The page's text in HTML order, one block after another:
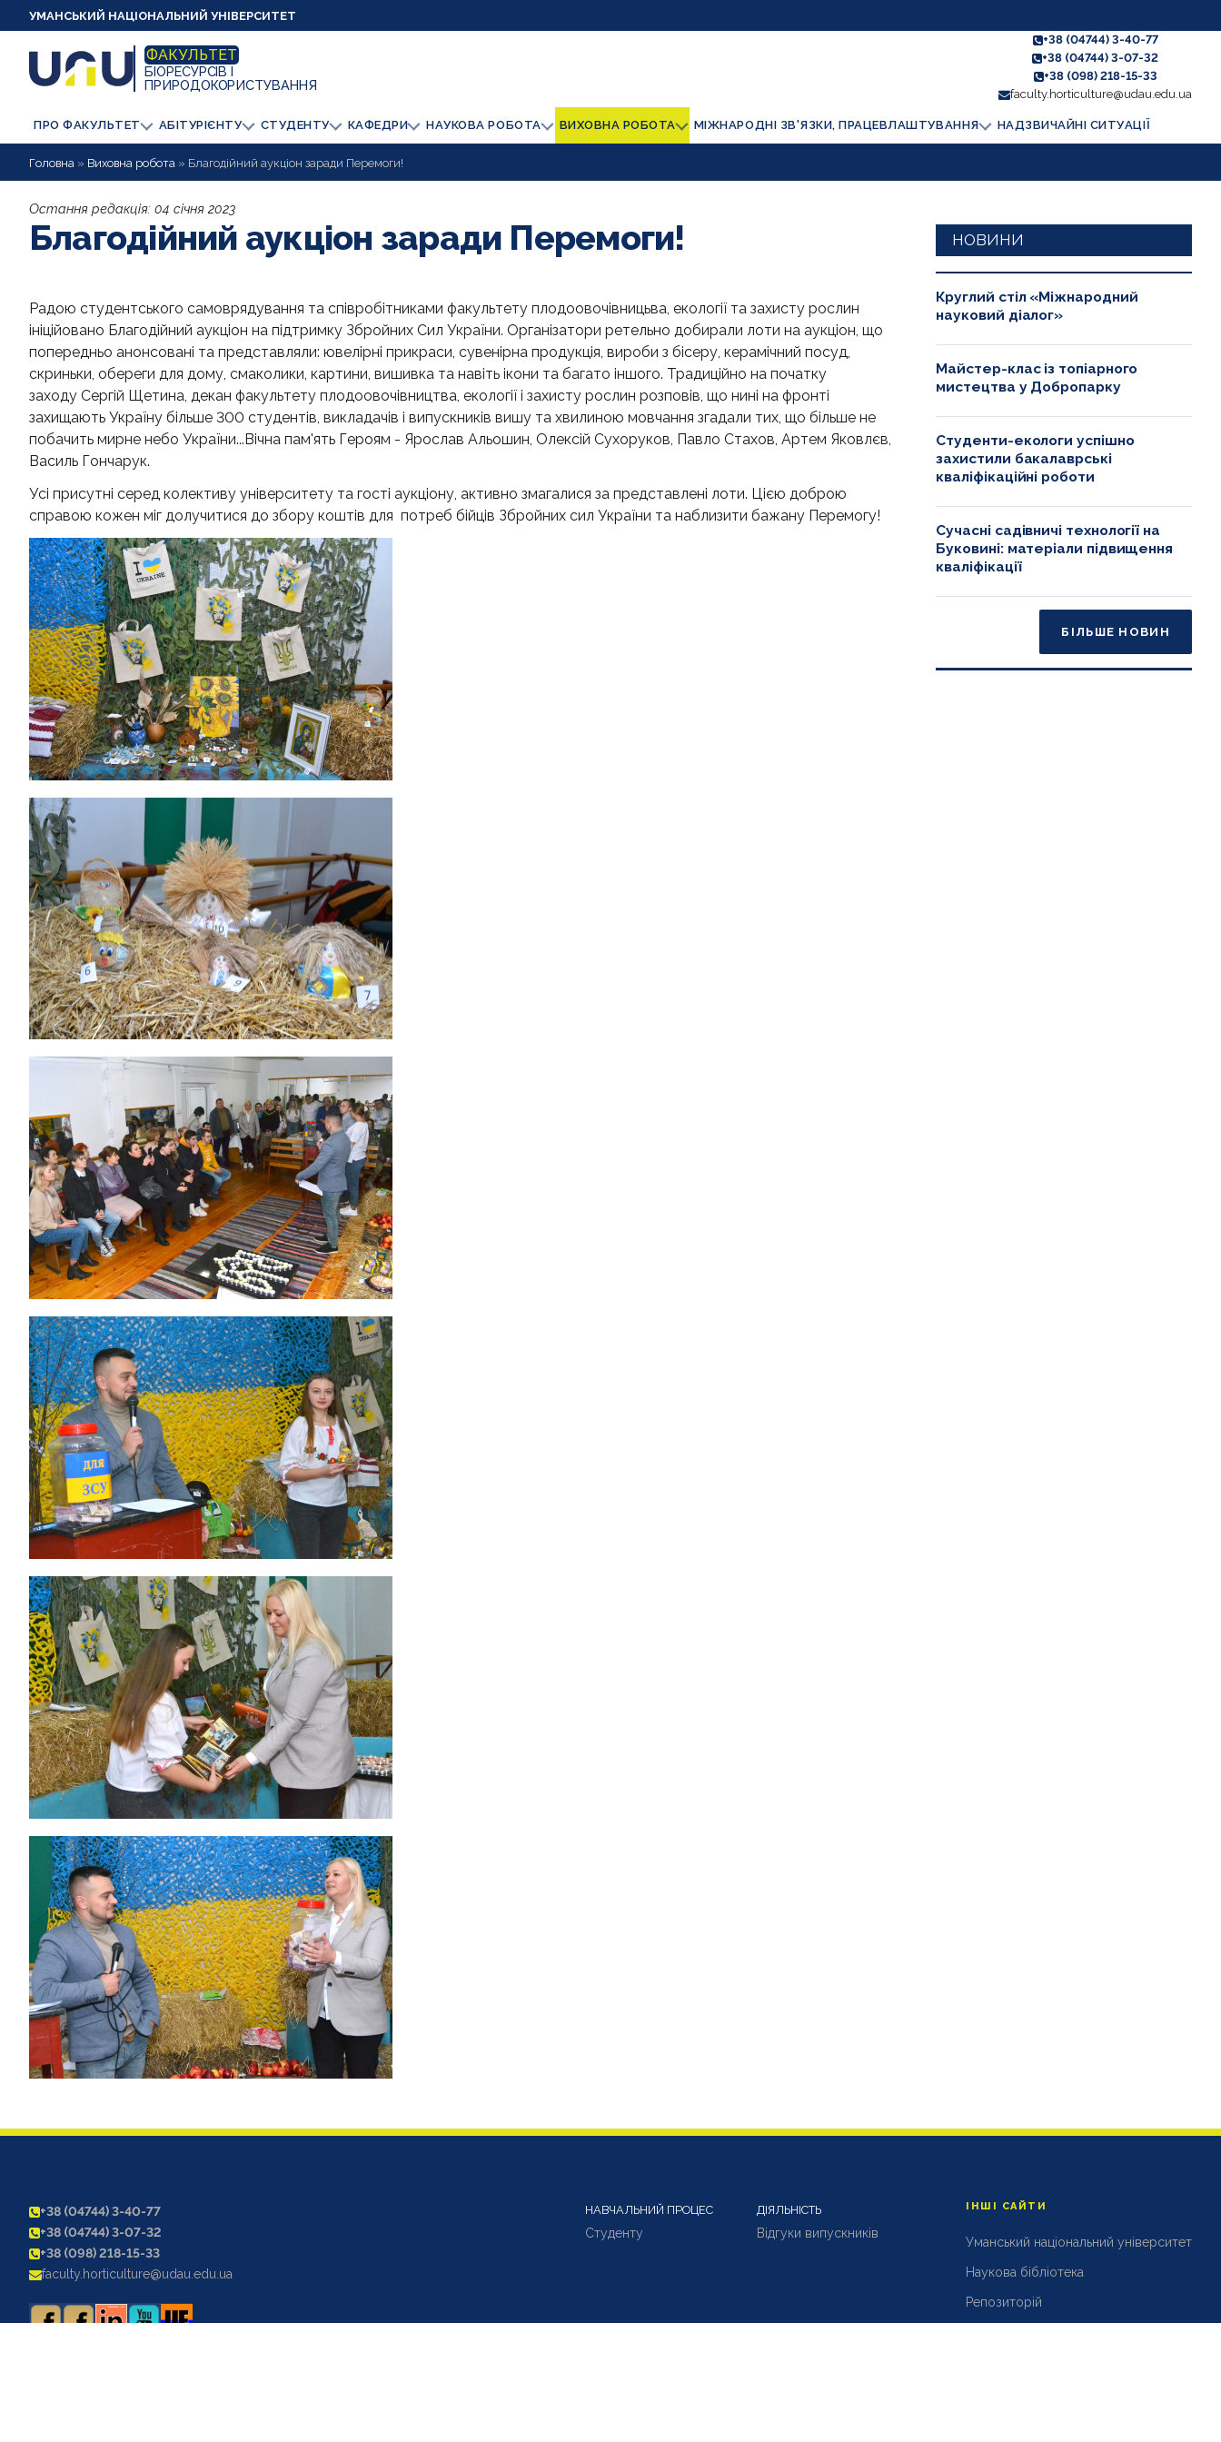
УМАНСЬКИЙ НАЦІОНАЛЬНИЙ УНІВЕРСИТЕТ
ФАКУЛЬТЕТ
БІОРЕСУРСІВ І
ПРИРОДОКОРИСТУВАННЯ
+38 (04744) 3-40-77
+38 (04744) 3-07-32
+38 (098) 218-15-33
faculty.horticulture@udau.edu.ua
ПРО ФАКУЛЬТЕТ АБІТУРІЄНТУ СТУДЕНТУ КАФЕДРИ НАУКОВА РОБОТА ВИХОВНА РОБОТА МІЖНАРОДНІ ЗВ'ЯЗКИ, ПРАЦЕВЛАШТУВАННЯ НАДЗВИЧАЙНІ СИТУАЦІЇ
Головна » Виховна робота » Благодійний аукціон заради Перемоги!
Остання редакція: 04 січня 2023
Благодійний аукціон заради Перемоги!
Радою студентського самоврядування та співробітниками факультету плодоовочівницьва, екології та захисту рослин
ініційовано Благодійний аукціон на підтримку Збройних Сил України. Організатори ретельно добирали лоти на аукціон, що
попередньо анонсовані та представляли: ювелірні прикраси, сувенірна продукція, вироби з бісеру, керамічний посуд,
скриньки, обереги для дому, смаколики, картини, вишивка та навіть ікони та багато іншого. Традиційно на початку
заходу Сергій Щетина, декан факультету плодоовочівництва, екології і захисту рослин розповів, що нині на фронті
захищають Україну більше 300 студентів, викладачів і випускників вишу та хвилиною мовчання згадали тих, що більше не
побачить мирне небо України...Вічна пам'ять Героям - Ярослав Альошин, Олексій Сухоруков, Павло Стахов, Артем Яковлєв,
Василь Гончарук.
Усі присутні серед колективу університету та гості аукціону, активно змагалися за представлені лоти. Цією доброю
справою кожен міг долучитися до збору коштів для потреб бійців Збройних сил України та наблизити бажану Перемогу!
НОВИНИ
Круглий стіл «Міжнародний
науковий діалог»
Майстер-клас із топіарного
мистецтва у Добропарку
Студенти-екологи успішно
захистили бакалаврські
кваліфікаційні роботи
Сучасні садівничі технології на
Буковині: матеріали підвищення
кваліфікації
БІЛЬШЕ НОВИН
+38 (04744) 3-40-77
+38 (04744) 3-07-32
+38 (098) 218-15-33
faculty.horticulture@udau.edu.ua
НАВЧАЛЬНИЙ ПРОЦЕС
Студенту
ДІЯЛЬНІСТЬ
Відгуки випускників
ІНШІ САЙТИ
Уманський національний університет
Наукова бібліотека
Репозиторій